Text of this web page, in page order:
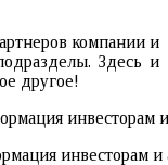
компании и
Здесь и
другое!
инвесторам и